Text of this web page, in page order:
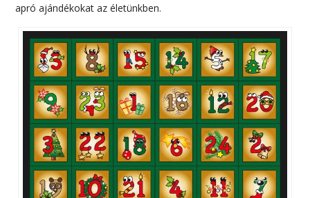
apró ajándékokat az életünkben.